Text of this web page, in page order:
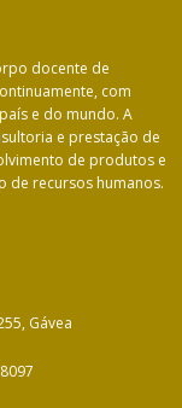
docente de
com
e do mundo. A
e prestação de
de produtos e
de recursos humanos.
Gávea